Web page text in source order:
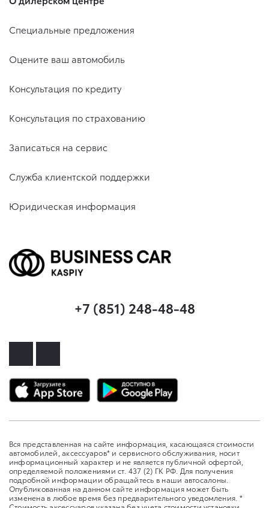
Специальные предложения
Оцените ваш автомобиль
Консультация по кредиту
Консультация по страхованию
Записаться на сервис
Служба клиентской поддержки
Юридическая информация
+7 (851) 248-48-48
Вся представленная на сайте информация, касающаяся стоимости
автомобилей, аксессуаров* и сервисного обслуживания, носит
информационный характер и не является публичной офертой,
определяемой положениями ст. 437 (2) ГК РФ. Для получения
подробной информации обращайтесь в наши автосалоны.
Опубликованная на данном сайте информация может быть
изменена в любое время без предварительного уведомления. *